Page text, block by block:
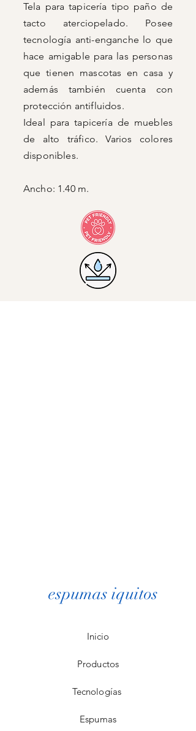
Tela para tapicería tipo paño de
tacto aterciopelado. Posee
tecnología anti-enganche lo que
hace amigable para las personas
que tienen mascotas en casa y
además también cuenta con
protección antifluidos.
Ideal para tapicería de muebles
de alto tráfico. Varios colores
disponibles.
Ancho: 1.40 m.
espumas iquitos
Inicio
Productos
Tecnologías
Espumas